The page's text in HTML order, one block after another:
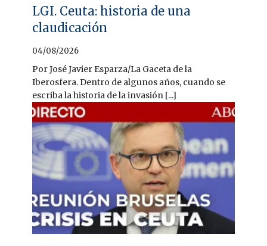
LGI. Ceuta: historia de una
claudicación
04/08/2026
Por José Javier Esparza/La Gaceta de la
Iberosfera. Dentro de algunos años, cuando se
escriba la historia de la invasión [...]